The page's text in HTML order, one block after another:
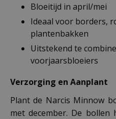
Bloeitijd in april/mei
Ideaal voor borders,
plantenbakken
Uitstekend te
voorjaarsbloeiers
Verzorging en Aanplant
Plant de Narcis Minnow
met december. De bollen